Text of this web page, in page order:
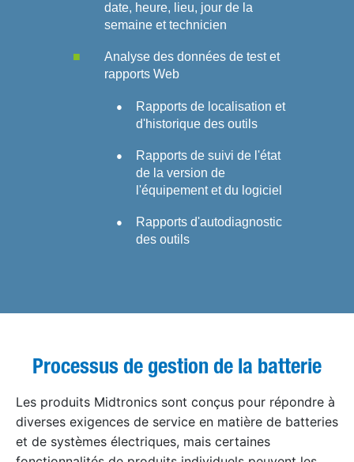
date, heure, lieu, jour de la
semaine et technicien
Analyse des données de test et
rapports Web
Rapports de localisation et
d'historique des outils
Rapports de suivi de l'état
de la version de
l'équipement et du logiciel
Rapports d'autodiagnostic
des outils
Processus de gestion de la batterie
Les produits Midtronics sont conçus pour répondre à
diverses exigences de service en matière de batteries
et de systèmes électriques, mais certaines